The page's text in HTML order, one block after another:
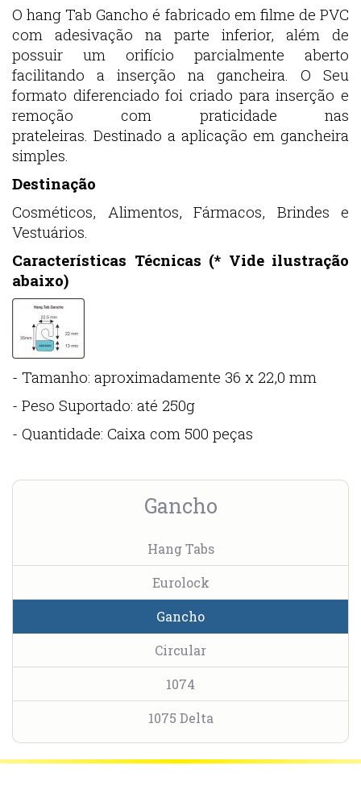
O hang Tab Gancho é fabricado em filme de PVC
com adesivação na parte inferior, além de
possuir um orifício parcialmente aberto
facilitando a inserção na gancheira. O Seu
formato diferenciado foi criado para inserção e
remoção com praticidade nas
prateleiras. Destinado a aplicação em gancheira
simples.
Destinação
Cosméticos, Alimentos, Fármacos, Brindes e
Vestuários.
Características Técnicas (* Vide ilustração
abaixo)
- Tamanho: aproximadamente 36 x 22,0 mm
- Peso Suportado: até 250g
- Quantidade: Caixa com 500 peças
Gancho
Hang Tabs
Eurolock
Gancho
Circular
1074
1075 Delta